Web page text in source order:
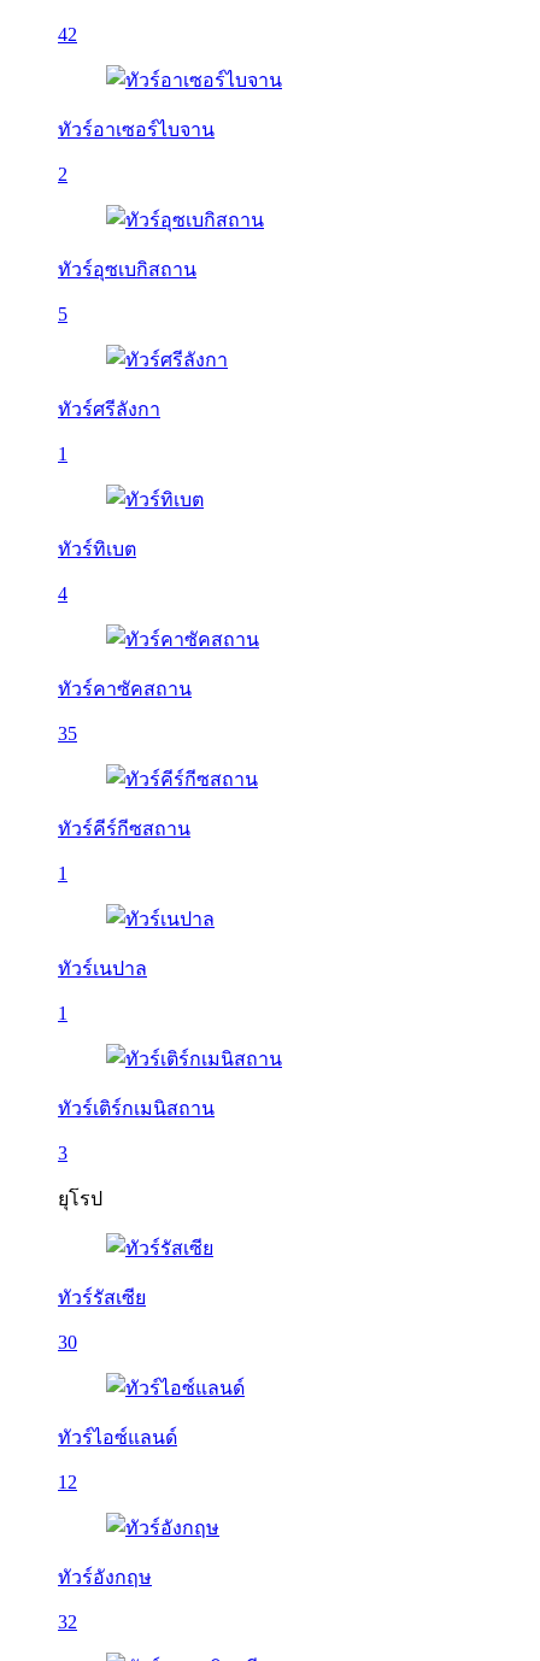
42
ทัวร์อาเซอร์ไบจาน
2
ทัวร์อุซเบกิสถาน
5
ทัวร์ศรีลังกา
1
ทัวร์ทิเบต
4
ทัวร์คาซัคสถาน
35
ทัวร์คีร์กีซสถาน
1
ทัวร์เนปาล
1
ทัวร์เติร์กเมนิสถาน
3
ยุโรป
ทัวร์รัสเซีย
30
ทัวร์ไอซ์แลนด์
12
ทัวร์อังกฤษ
32